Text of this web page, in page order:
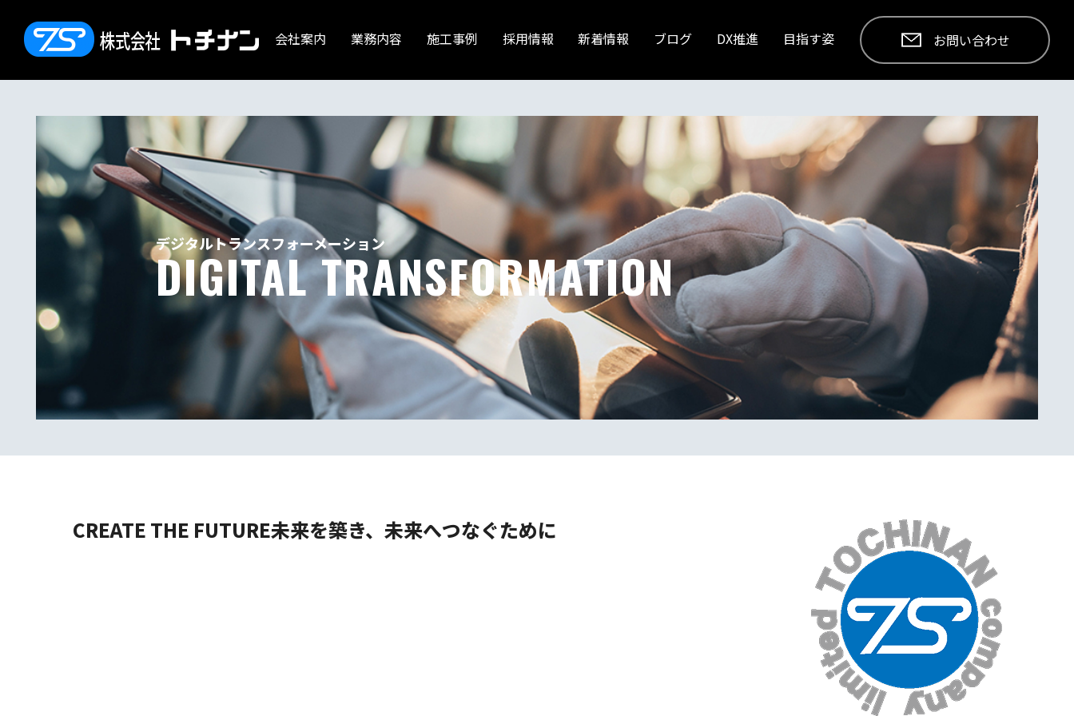
会社案内 業務内容 施工事例 採用情報 新着情報 ブログ DX推進 目指す姿 お問い合わせ
デジタルトランスフォーメーション
DIGITAL TRANSFORMATION
CREATE THE FUTURE未来を築き、未来へつなぐために